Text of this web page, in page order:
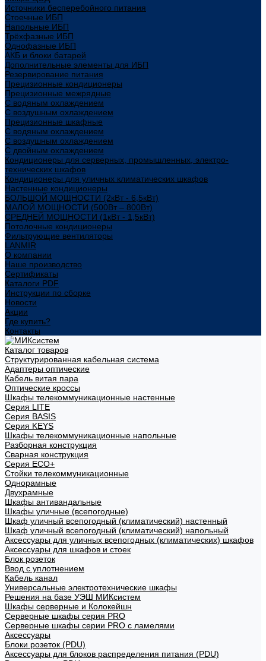
Источники бесперебойного питания
Стоечные ИБП
Напольные ИБП
Трёхфазные ИБП
Однофазные ИБП
АКБ и блоки батарей
Дополнительные элементы для ИБП
Резервирование питания
Прецизионные кондиционеры
Прецизионные межрядные
С водяным охлаждением
С воздушным охлаждением
Прецизионные шкафные
С водяным охлаждением
С воздушным охлаждением
С двойным охлаждением
Кондиционеры для серверных, промышленных, электро-
технических шкафов
Кондиционеры для уличных климатических шкафов
Настенные кондиционеры
БОЛЬШОЙ МОЩНОСТИ (2кВт - 6,5кВт)
МАЛОЙ МОЩНОСТИ (500Вт – 800Вт)
СРЕДНЕЙ МОЩНОСТИ (1кВт - 1,5кВт)
Потолочные кондиционеры
Фильтрующие вентиляторы
LANMIR
О компании
Наше производство
Сертификаты
Каталоги PDF
Инструкции по сборке
Новости
Акции
Где купить?
Контакты
Каталог товаров
Структурированная кабельная система
Адаптеры оптические
Кабель витая пара
Оптические кроссы
Шкафы телекоммуникационные настенные
Cерия LITE
Cерия BASIS
Cерия KEYS
Шкафы телекоммуникационные напольные
Разборная конструкция
Сварная конструкция
Серия ECO+
Стойки телекоммуникационные
Однорамные
Двухрамные
Шкафы антивандальные
Шкафы уличные (всепогодные)
Шкаф уличный всепогодный (климатический) настенный
Шкаф уличный всепогодный (климатический) напольный
Аксессуары для уличных всепогодных (климатических) шкафов
Аксессуары для шкафов и стоек
Блок розеток
Ввод с уплотнением
Кабель канал
Универсальные электротехнические шкафы
Решения на базе УЭШ МИКсистем
Шкафы серверные и Колокейшн
Серверные шкафы серия PRO
Серверные шкафы серии PRO с ламелями
Аксессуары
Блоки розеток (PDU)
Аксессуары для блоков распределения питания (PDU)